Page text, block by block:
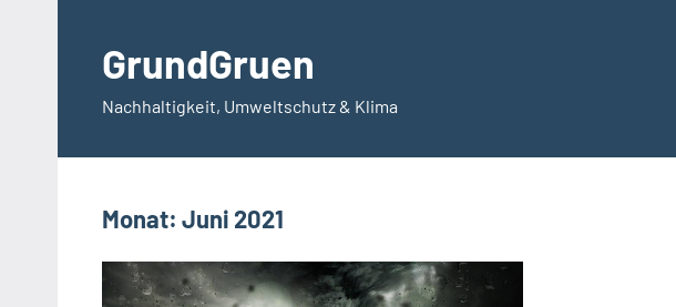
springenGrundGruen
Nachhaltigkeit, Umweltschutz & Klima
Monat: Juni 2021